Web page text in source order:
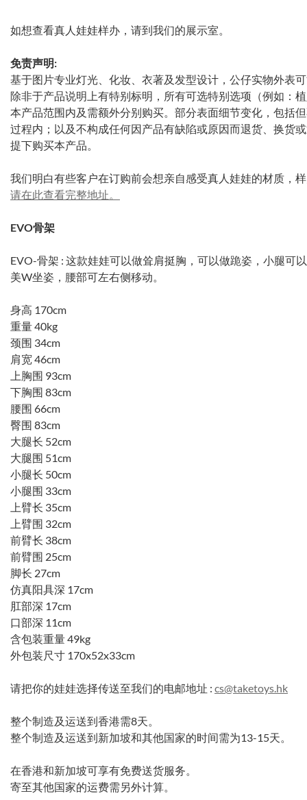
如想查看真人娃娃样办，请到我们的展示室。
免责声明:
基于图片专业灯光、化妆、衣著及发型设计，公仔实物外表
除非于产品说明上有特别标明，所有可选特别选项（例如：
本产品范围内及需额外分别购买。部分表面细节变化，包括
过程内；以及不构成任何因产品有缺陷或原因而退货、换货
提下购买本产品。
我们明白有些客户在订购前会想亲自感受真人娃娃的材质，
请在此查看完整地址。
EVO骨架
EVO-骨架 : 这款娃娃可以做耸肩挺胸，可以做跪姿，小腿可
美W坐姿，腰部可左右侧移动。
身高 170cm
重量 40kg
颈围 34cm
肩宽 46cm
上胸围 93cm
下胸围 83cm
腰围 66cm
臀围 83cm
大腿⻓ 52cm
大腿围 51cm
小腿⻓ 50cm
小腿围 33cm
上臂⻓ 35cm
上臂围 32cm
前臂⻓ 38cm
前臂围 25cm
脚⻓ 27cm
仿真阳具深 17cm
肛部深 17cm
口部深 11cm
含包装重量 49kg
外包装尺寸 170x52x33cm
请把你的娃娃选择传送至我们的电邮地址 : cs@taketoys.hk
整个制造及运送到香港需8天。
整个制造及运送到新加坡和其他国家的时间需为13-15天。
在香港和新加坡可享有免费送货服务。
寄至其他国家的运费需另外计算。